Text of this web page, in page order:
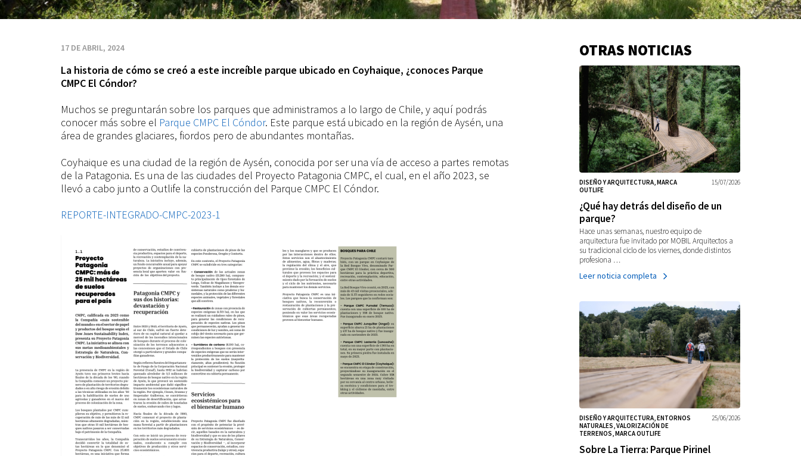
Proyecto
Patagonia
CMPC
17 DE ABRIL, 2024
La historia de cómo se creó a este increíble parque ubicado en Coyhaique, ¿conoces Parque
CMPC El Cóndor?
Muchos se preguntarán sobre los parques que administramos a lo largo de Chile, y aquí podrás
conocer más sobre el Parque CMPC El Cóndor. Este parque está ubicado en la región de Aysén, una
área de grandes glaciares, fiordos pero de abundantes montañas.
Coyhaique es una ciudad de la región de Aysén, conocida por ser una vía de acceso a partes remotas
de la Patagonia. Es una de las ciudades del Proyecto Patagonia CMPC, el cual, en el año 2023, se
llevó a cabo junto a Outlife la construcción del Parque CMPC El Cóndor.
REPORTE-INTEGRADO-CMPC-2023-1
Información
adicional
OTRAS NOTICIAS
15/07/2026
DISEÑO Y ARQUITECTURA, MARCA
OUTLIFE
¿Qué hay detrás del diseño de un
parque?
Hace unas semanas, nuestro equipo de
arquitectura fue invitado por MOBIL Arquitectos a
su tradicional ciclo de los viernes, donde distintos
profesiona …
Leer noticia completa
25/06/2026
DISEÑO Y ARQUITECTURA, ENTORNOS
NATURALES, VALORIZACIÓN DE
TERRENOS, MARCA OUTLIFE
Sobre La Tierra: Parque Pirinel